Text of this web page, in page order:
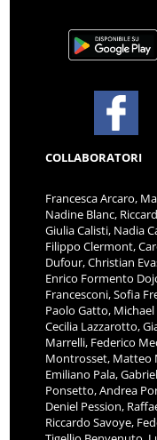
COLLABORATORI
Francesca Arcaro,
Nadine Blanc,
Giulia Calisti, Nadia
Filippo Clermont,
Dufour, Christian
Enrico Formento
Francesconi, Sofia
Paolo Gatto,
Cecilia Lazzarotto,
Marrelli, Federico
Montrosset, Matteo
Emiliano Pala,
Ponsetto, Andrea
Deniel Pession,
Riccardo Savoye,